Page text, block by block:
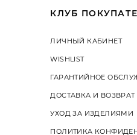
КЛУБ
ЛИЧНЫЙ КАБИНЕТ
WISHLIST
ГАРАНТИЙНОЕ
ДОСТАВКА И ВОЗВРАТ
УХОД ЗА ИЗДЕЛИЯМИ
ПОЛИТИКА